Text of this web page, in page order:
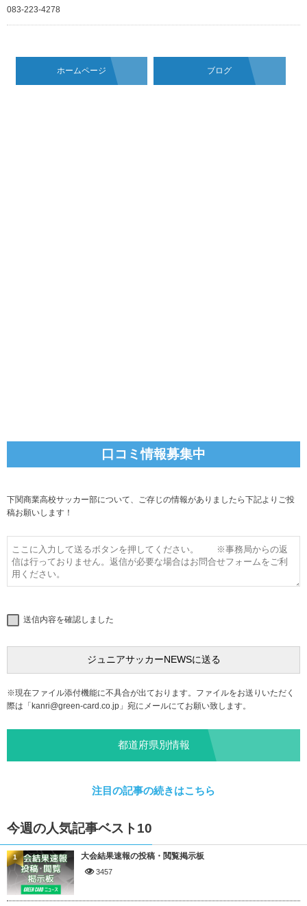
083-223-4278
ホームページ ブログ
口コミ情報募集中
下関商業高校サッカー部について、ご存じの情報がありましたら下記よりご投
稿お願いします！
送信内容を確認しました
※現在ファイル添付機能に不具合が出ております。ファイルをお送りいただく
際は「kanri@green-card.co.jp 」宛にメールにてお願い致します。
都道府県別情報
注目の記事の続きはこちら
今週の人気記事ベスト10
大会結果速報の投稿・閲覧掲示板
3457
1